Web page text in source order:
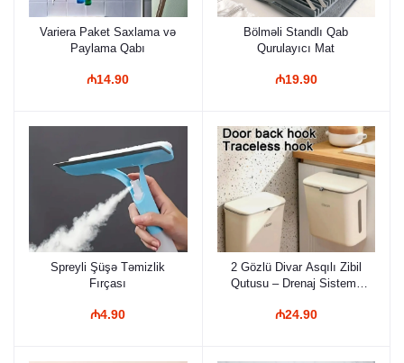
Variera Paket Saxlama və
Paylama Qabı
₼14.90
Bölməli Standlı Qab
Qurulayıcı Mat
₼19.90
Spreyli Şüşə Təmizlik
Fırçası
₼4.90
2 Gözlü Divar Asqılı Zibil
Qutusu – Drenaj Sistemli
₼24.90